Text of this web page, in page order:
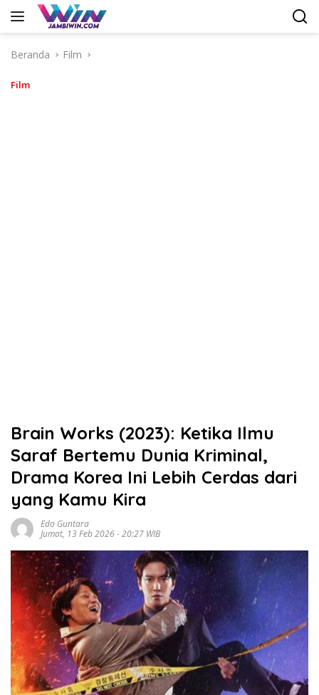
Langsung
Beranda
Film
Film
Brain Works (2023): Ketika Ilmu
Saraf Bertemu Dunia Kriminal,
Drama Korea Ini Lebih Cerdas dari
yang Kamu Kira
Edo Guntara
Jumat, 13 Feb 2026 - 20:27 WIB